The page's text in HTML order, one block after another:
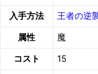
入手方法 王者の逆
属性 魔
コスト 15